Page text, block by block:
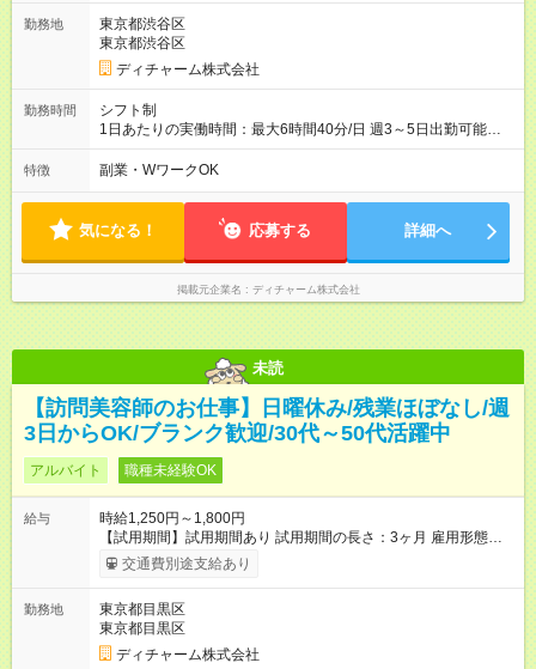
勤務地
東京都渋谷区
東京都渋谷区
ディチャーム株式会社
勤務時間
シフト制
1日あたりの実働時間：最大6時間40分/日 週3～5日出勤可能な
方 （シフト例） 9:00～16:40（休憩1時間含む） ご希望に合わせ
て勤務終了時間はご相談可能です ※勤務地により多少の前後
特徴 副業・WワークOK
気になる！ 応募する 詳細へ
掲載元企業名 ディチャーム株式会社
未読
【訪問美容師のお仕事】日曜休み/残業ほぼなし/週
3日からOK/ブランク歓迎/30代～50代活躍中
アルバイト 職種未経験OK
給与
時給1,250円～1,800円
【試用期間】試用期間あり 試用期間の長さ：3ヶ月 雇用形態、
給与は本採用時と同じです。
交通費別途支給あり
勤務地
東京都目黒区
東京都目黒区
ディチャーム株式会社